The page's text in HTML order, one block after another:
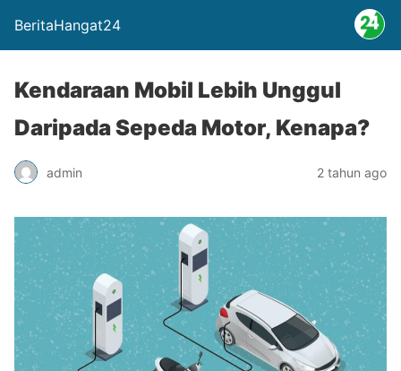
BeritaHangat24
Kendaraan Mobil Lebih Unggul
Daripada Sepeda Motor, Kenapa?
admin 2 tahun ago